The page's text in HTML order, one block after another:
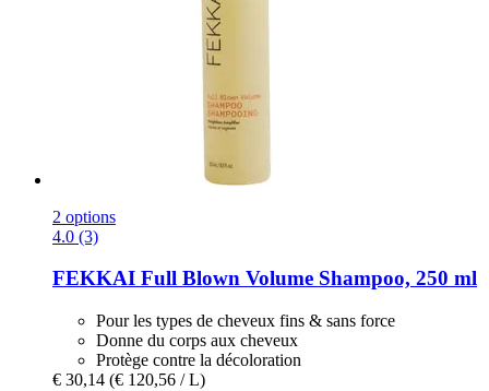
2 options
4.0 (3)
FEKKAI Full Blown Volume Shampoo, 250 ml
Pour les types de cheveux fins & sans force
Donne du corps aux cheveux
Protège contre la décoloration
€ 30,14 (€ 120,56 / L)